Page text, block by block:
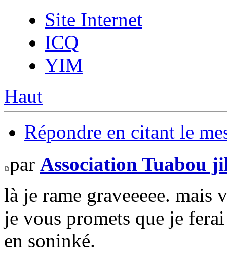
Site Internet
ICQ
YIM
Haut
Répondre en citant le
par Association Tuabou
là je rame graveeeee. mais
je vous promets que je
en soninké.